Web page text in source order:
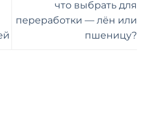
что выбрать для
переработки — лён или
пшеницу?